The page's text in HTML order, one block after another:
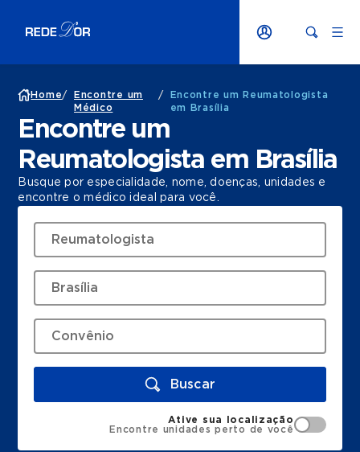
Home/
Encontre um
Médico
/
Encontre um Reumatologista
em Brasília
Encontre um
Reumatologista em Brasília
Busque por especialidade, nome, doenças, unidades e
encontre o médico ideal para você.
Buscar
Ative sua localização
Encontre unidades perto de você